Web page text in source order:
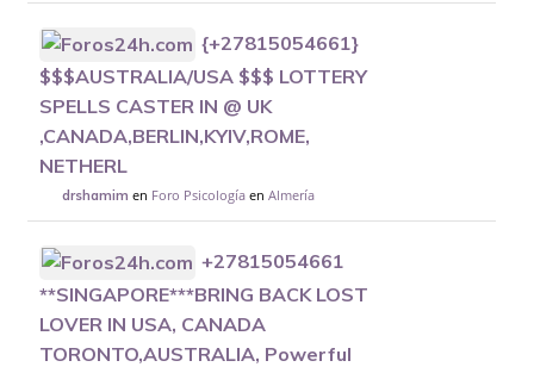
{+27815054661}
$$$AUSTRALIA/USA $$$ LOTTERY
SPELLS CASTER IN @ UK
,CANADA,BERLIN,KYIV,ROME,
NETHERL
drshamim en Foro Psicología enAlmería
+27815054661
**SINGAPORE***BRING BACK LOST
LOVER IN USA, CANADA
TORONTO,AUSTRALIA, Powerful